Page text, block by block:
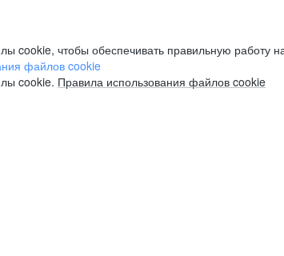
cookie, чтобы обеспечивать правильную работу
файлов cookie
cookie. Правила использования файлов cookie